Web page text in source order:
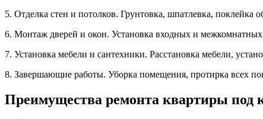
5. Отделка стен и потолков. Грунтовка, шпатлевка, поклейка
6. Монтаж дверей и окон. Установка входных и
7. Установка мебели и сантехники. Расстановка мебели,
8. Завершающие работы. Уборка помещения, протирка всех
Преимущества ремонта квартиры под